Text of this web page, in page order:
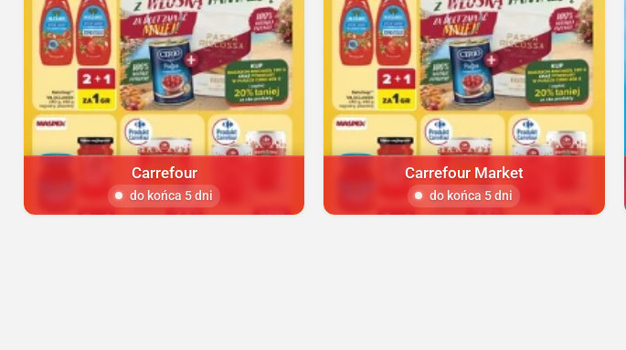
Carrefour
do końca 5 dni
Carrefour Market
do końca 5 dni